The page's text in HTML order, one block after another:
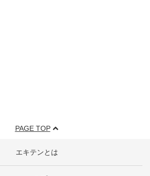
PAGE TOP
エキテンとは